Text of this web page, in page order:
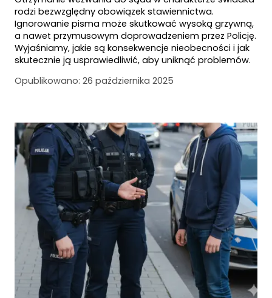
rodzi bezwzględny obowiązek stawiennictwa.
Ignorowanie pisma może skutkować wysoką grzywną,
a nawet przymusowym doprowadzeniem przez Policję.
Wyjaśniamy, jakie są konsekwencje nieobecności i jak
skutecznie ją usprawiedliwić, aby uniknąć problemów.
Opublikowano: 26 października 2025